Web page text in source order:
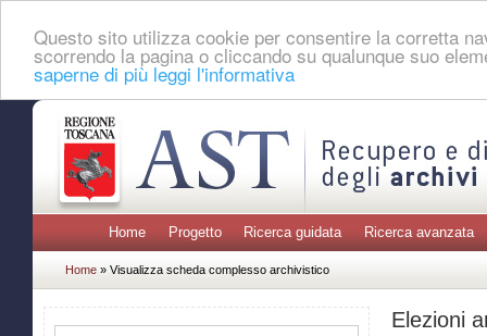
Questo sito utilizza cookie per consentire la corretta
scorrendo la pagina o cliccando su qualunque suo
saperne di più leggi l'informativa
Home Progetto Ricerca guidata Ricerca avanzata
Home » Visualizza scheda complesso archivistico
Elezioni